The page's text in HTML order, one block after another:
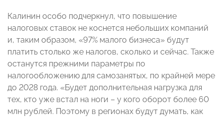
Калинин особо подчеркнул, что повышение
налоговых ставок не коснется небольших компаний
и, таким образом, «97% малого бизнеса» будут
платить столько же налогов, сколько и сейчас. Также
останутся прежними параметры по
налогообложению для самозанятых, по крайней мере
до 2028 года. «Будет дополнительная нагрузка для
тех, кто уже встал на ноги – у кого оборот более 60
млн рублей. Поэтому в регионах будут думать, как